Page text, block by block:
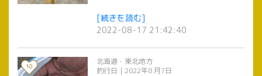
[続きを読む]
2022-08-17 21:42:40
北海道・東北地方
釣行日｜2022年8 月7日
10